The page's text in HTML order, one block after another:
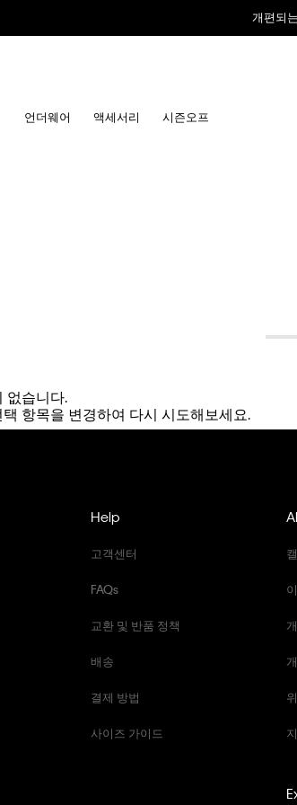
개편되
언더웨어 액세서리 시즌오프
없습니다.
항목을 변경하여 다시 시도해보세요.
Help
고객센터
FAQs
교환 및 반품 정책
배송
결제 방법
사이즈 가이드